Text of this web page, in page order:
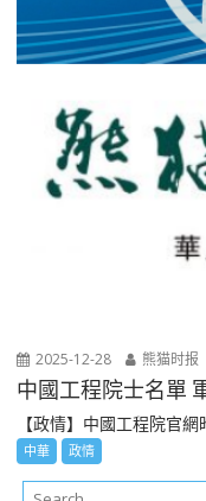
2025-12-28 熊猫时报
中國工程院士名單
【政情】中國工程院官網
中華 政情